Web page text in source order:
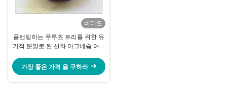
비디오
플랜팅하는 푸루츠 트리를 위한 유
기적 분말로 된 산화 마그네슘 아미
가장 좋은 가격 을 구하라